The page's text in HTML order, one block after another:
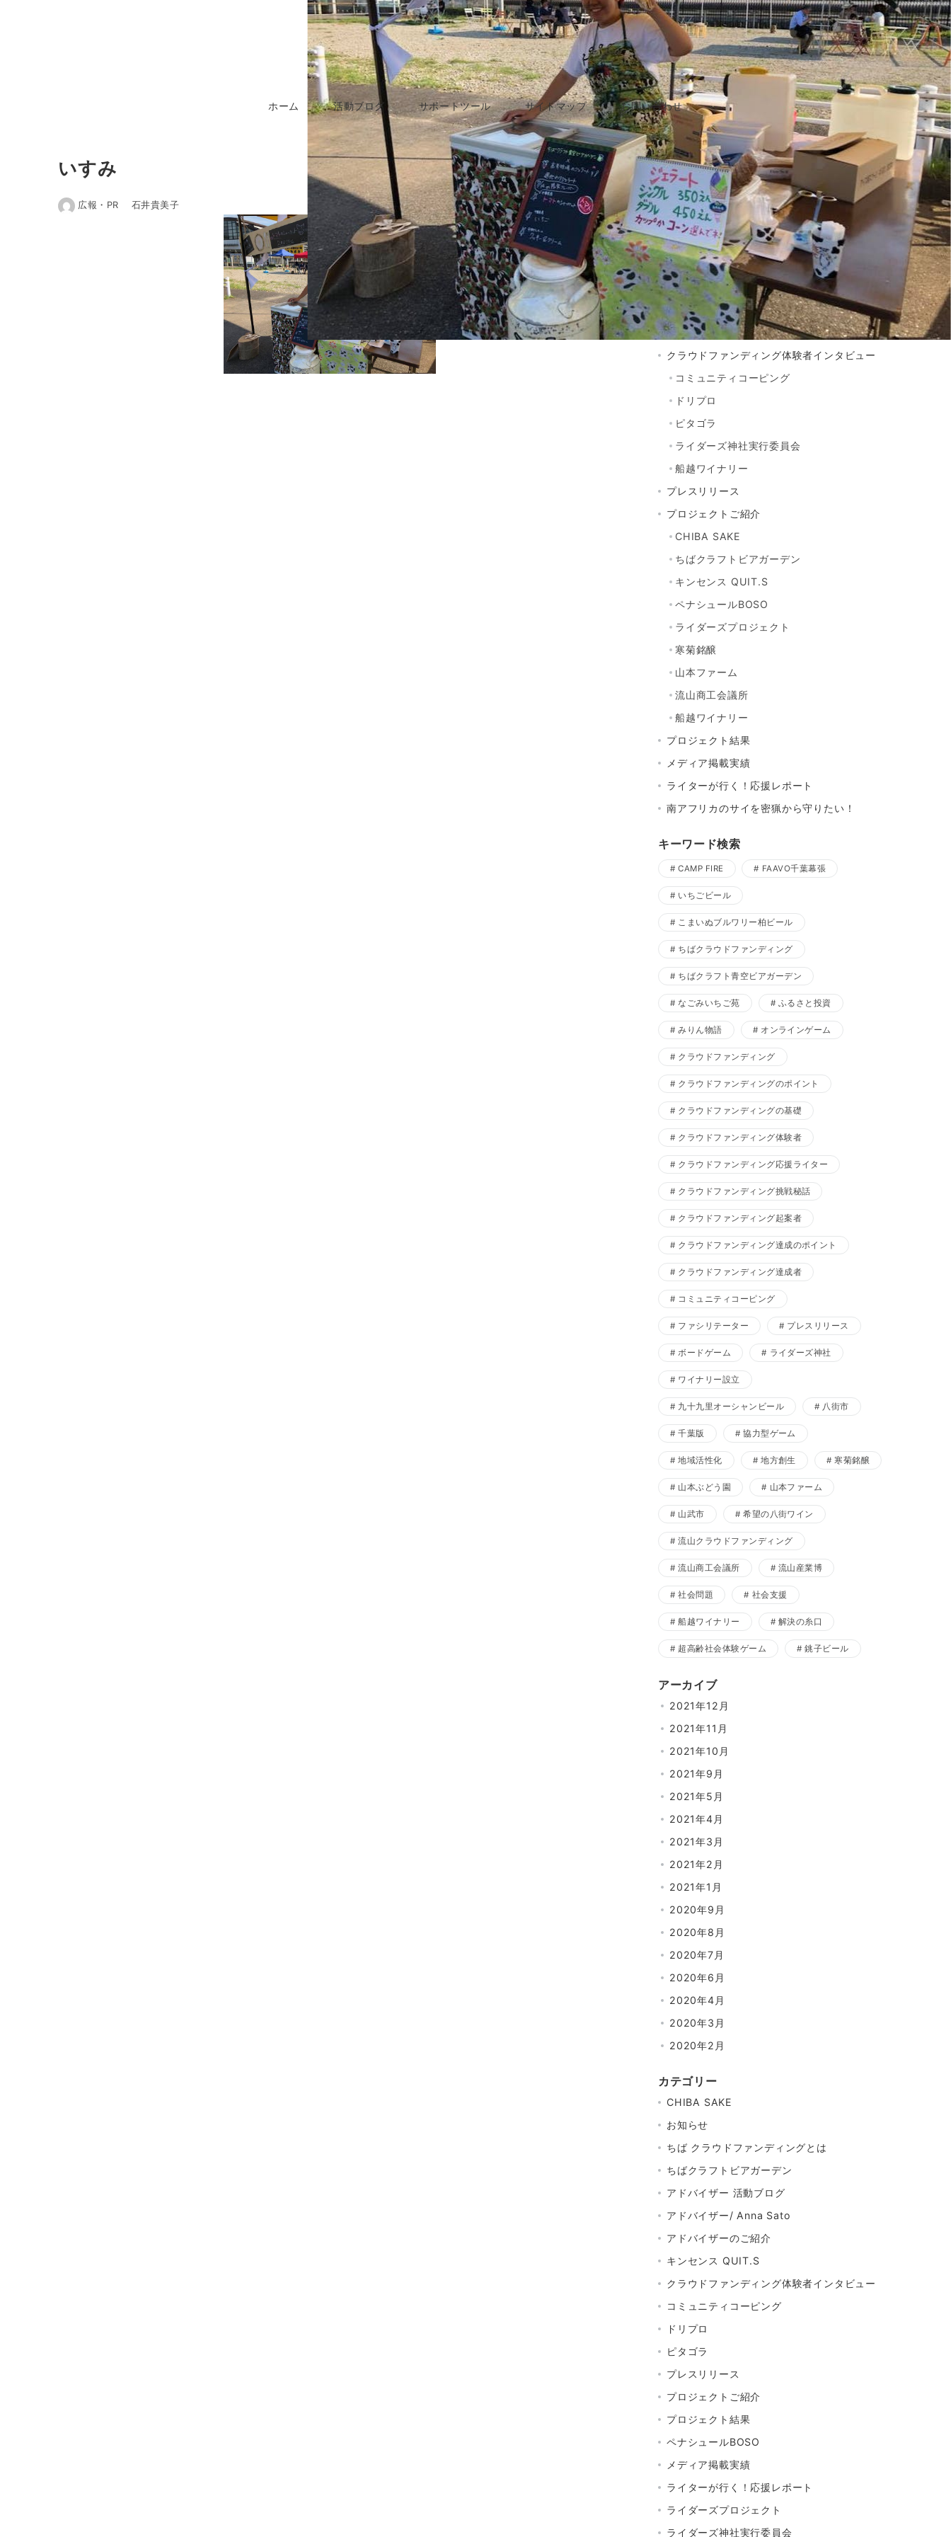
ホーム 活動ブログ サポートツール サイトマップ お問い合わせ
いすみ
2020年6月25日
広報・PR 石井貴美子
サイト内検索
検
索：
カテゴリー
お知らせ
ちば クラウドファンディングとは
アドバイザー 活動ブログ
アドバイザー/ Anna Sato
アドバイザーのご紹介
クラウドファンディング体験者インタビュー
コミュニティコーピング
ドリプロ
ピタゴラ
ライダーズ神社実行委員会
船越ワイナリー
プレスリリース
プロジェクトご紹介
CHIBA SAKE
ちばクラフトビアガーデン
キンセンス QUIT.S
ペナシュールBOSO
ライダーズプロジェクト
寒菊銘醸
山本ファーム
流山商工会議所
船越ワイナリー
プロジェクト結果
メディア掲載実績
ライターが行く！応援レポート
南アフリカのサイを密猟から守りたい！
キーワード検索
CAMP FIRE FAAVO千葉幕張
いちごビール
こまいぬブルワリー柏ビール
ちばクラウドファンディング
ちばクラフト青空ビアガーデン
なごみいちご苑 ふるさと投資
みりん物語 オンラインゲーム
クラウドファンディング
クラウドファンディングのポイント
クラウドファンディングの基礎
クラウドファンディング体験者
クラウドファンディング応援ライター
クラウドファンディング挑戦秘話
クラウドファンディング起案者
クラウドファンディング達成のポイント
クラウドファンディング達成者
コミュニティコーピング
ファシリテーター プレスリリース
ボードゲーム ライダーズ神社
ワイナリー設立
九十九里オーシャンビール 八街市
千葉版 協力型ゲーム
地域活性化 地方創生 寒菊銘醸
山本ぶどう園 山本ファーム
山武市 希望の八街ワイン
流山クラウドファンディング
流山商工会議所 流山産業博
社会問題 社会支援
船越ワイナリー 解決の糸口
超高齢社会体験ゲーム 銚子ビール
アーカイブ
2021年12月
2021年11月
2021年10月
2021年9月
2021年5月
2021年4月
2021年3月
2021年2月
2021年1月
2020年9月
2020年8月
2020年7月
2020年6月
2020年4月
2020年3月
2020年2月
カテゴリー
CHIBA SAKE
お知らせ
ちば クラウドファンディングとは
ちばクラフトビアガーデン
アドバイザー 活動ブログ
アドバイザー/ Anna Sato
アドバイザーのご紹介
キンセンス QUIT.S
クラウドファンディング体験者インタビュー
コミュニティコーピング
ドリプロ
ピタゴラ
プレスリリース
プロジェクトご紹介
プロジェクト結果
ペナシュールBOSO
メディア掲載実績
ライターが行く！応援レポート
ライダーズプロジェクト
ライダーズ神社実行委員会